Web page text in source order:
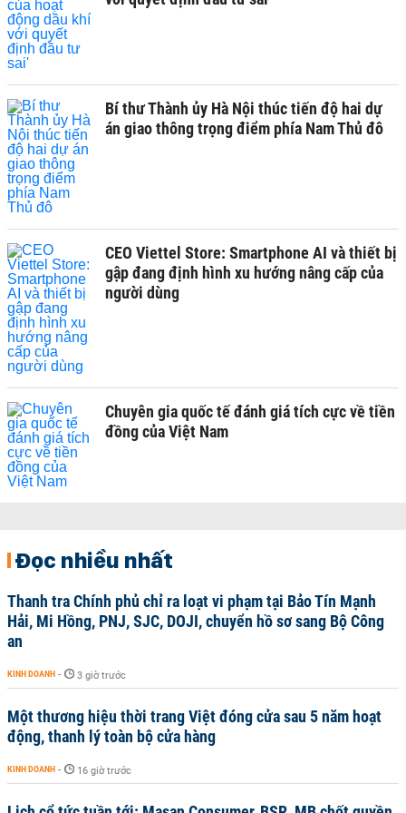
Bí thư Thành ủy Hà Nội thúc tiến độ hai dự
án giao thông trọng điểm phía Nam Thủ đô
CEO Viettel Store: Smartphone AI và thiết bị
gập đang định hình xu hướng nâng cấp của
người dùng
Chuyên gia quốc tế đánh giá tích cực về tiền
đồng của Việt Nam
Đọc nhiều nhất
Thanh tra Chính phủ chỉ ra loạt vi phạm tại Bảo Tín Mạnh
Hải, Mi Hồng, PNJ, SJC, DOJI, chuyển hồ sơ sang Bộ Công
an
KINH DOANH - 3 giờ trước
Một thương hiệu thời trang Việt đóng cửa sau 5 năm hoạt
động, thanh lý toàn bộ cửa hàng
KINH DOANH - 16 giờ trước